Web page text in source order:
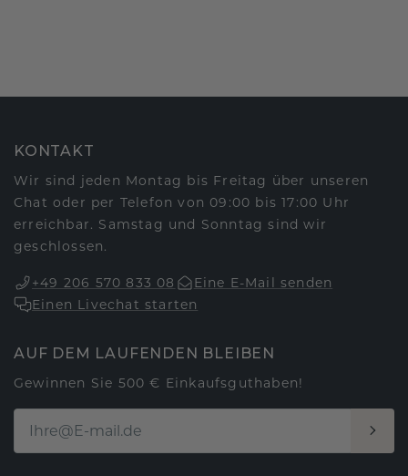
KONTAKT
Wir sind jeden Montag bis Freitag über unseren
Chat oder per Telefon von 09:00 bis 17:00 Uhr
erreichbar. Samstag und Sonntag sind wir
geschlossen.
+49 206 570 833 08
Eine E-Mail senden
Einen Livechat starten
AUF DEM LAUFENDEN BLEIBEN
Gewinnen Sie 500 € Einkaufsguthaben!